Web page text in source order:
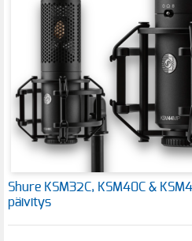
Shure KSM32C, KSM40C &
päivitys